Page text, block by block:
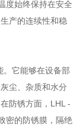
度始终保持在安全
产的连续性和稳
。它能够在设备部
尘、杂质和水分
防锈方面，LHL -
密的防锈膜，隔绝